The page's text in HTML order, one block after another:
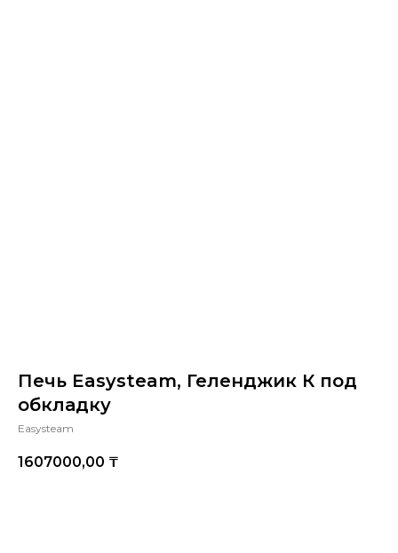
Печь Easysteam, Геленджик К под
обкладку
Easysteam
1607000,00 ₸